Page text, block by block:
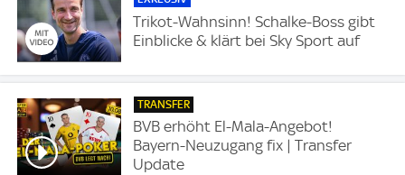
Trikot-Wahnsinn! Schalke-Boss gibt
Einblicke & klärt bei Sky Sport auf
TRANSFER
BVB erhöht El-Mala-Angebot!
Bayern-Neuzugang fix | Transfer
Update